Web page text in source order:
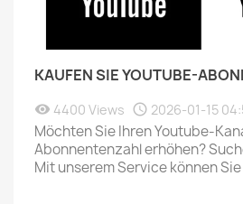
KAUFEN SIE YOUTUBE-
4400 Views 2026-01-15
Möchten Sie Ihren Youtube-
Abonnentenzahl erhöhen?
Mit unserem Service können